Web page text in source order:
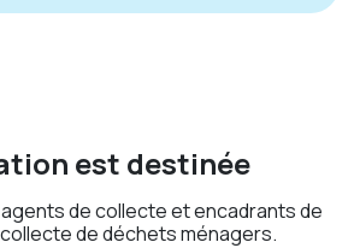
est destinée
de collecte et encadrants de
de déchets ménagers.